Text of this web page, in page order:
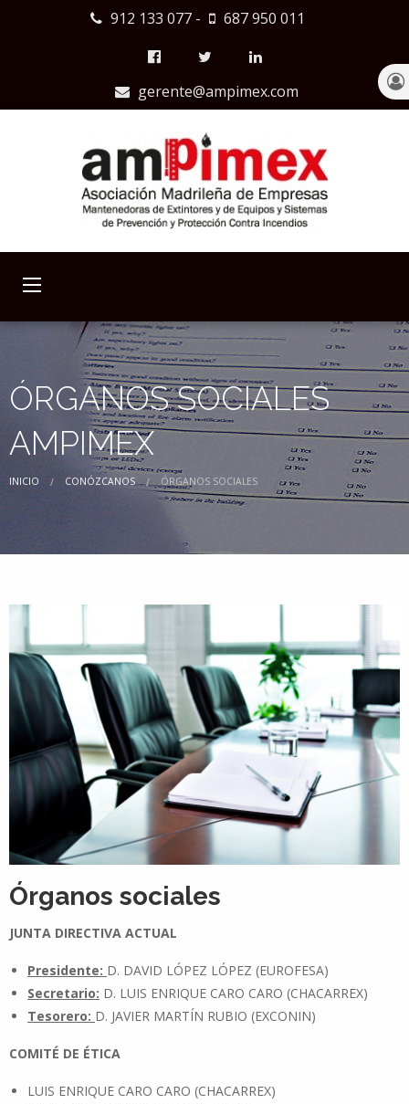
912 133 077- 687 950 011
gerente@ampimex.com
ÓRGANOS SOCIALES
AMPIMEX
INICIO CONÓZCANOS ÓRGANOS SOCIALES
Órganos sociales
JUNTA DIRECTIVA ACTUAL
Presidente: D. DAVID LÓPEZ LÓPEZ (EUROFESA)
Secretario: D. LUIS ENRIQUE CARO CARO (CHACARREX)
Tesorero: D. JAVIER MARTÍN RUBIO (EXCONIN)
COMITÉ DE ÉTICA
LUIS ENRIQUE CARO CARO (CHACARREX)